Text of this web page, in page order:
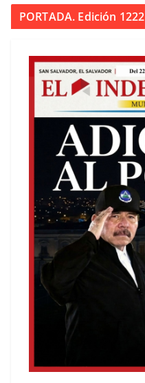
PORTADA. Edición 1222